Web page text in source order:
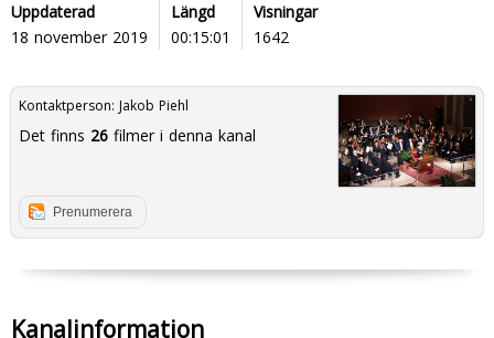
Uppdaterad
18 november 2019
Längd
00:15:01
Visningar
1642
Kontaktperson: Jakob Piehl
Det finns 26filmer i denna kanal
Prenumerera
Kanalinformation